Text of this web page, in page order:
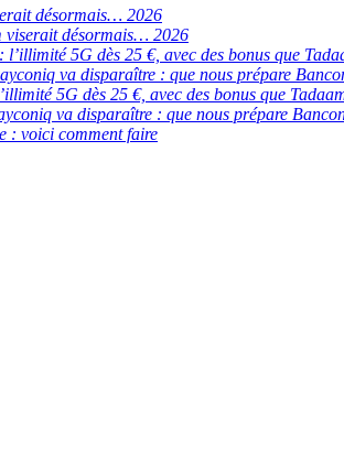
désormais… 2026
viserait désormais… 2026
5G dès 25 €, avec des bonus que
va disparaître : que nous prépare
5G dès 25 €, avec des bonus que
va disparaître : que nous prépare
: voici comment faire